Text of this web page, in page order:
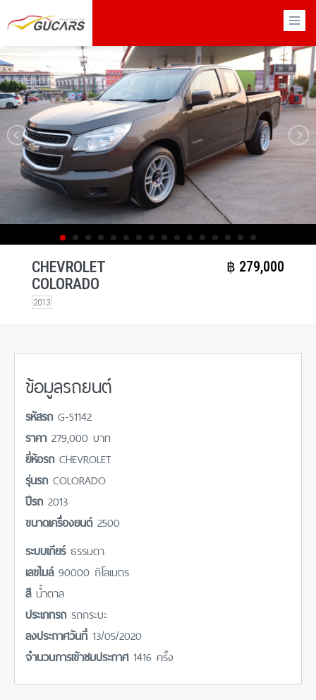
×
CHEVROLET
COLORADO
2013
฿​ 279,000
ข้อมูลรถยนต์
รหัสรถ G-51142
ราคา 279,000 บาท
ยี่ห้อรถ CHEVROLET
รุ่นรถ COLORADO
ปีรถ 2013
ขนาดเครื่องยนต์ 2500
ระบบเกียร์ ธรรมดา
เลขไมล์ 90000 กิโลเมตร
สี น้ำตาล
ประเภทรถ รถกระบะ
ลงประกาศวันที่ 13/05/2020
จำนวนการเข้าชมประกาศ 1416 ครั้ง